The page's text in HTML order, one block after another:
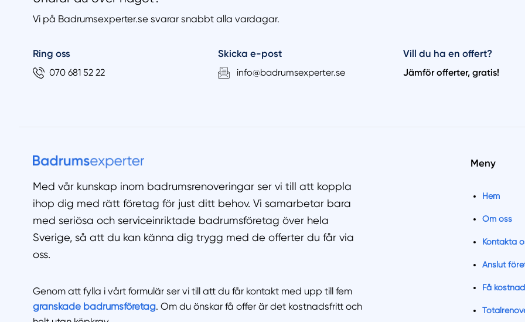
Vi på Badrumsexperter.se svarar snabbt alla vardagar.
Ring oss
070 681 52 22
Skicka e-post
info@badrumsexperter.se
Vill du ha en offert?
Jämför offerter, gratis!
Med vår kunskap inom badrumsrenoveringar ser vi till att koppla
ihop dig med rätt företag för just ditt behov. Vi samarbetar bara
med seriösa och serviceinriktade badrumsföretag över hela
Sverige, så att du kan känna dig trygg med de offerter du får via
oss.
Genom att fylla i vårt formulär ser vi till att du får kontakt med upp till fem
granskade badrumsföretag. Om du önskar få offer är det kostnadsfritt och
Meny
Hem
Om oss
Kontakta
Anslut
Få